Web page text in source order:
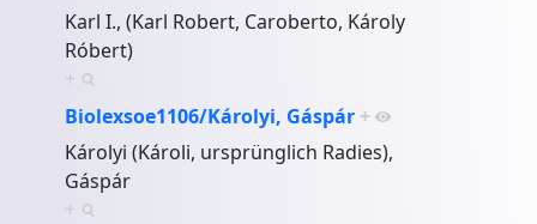
Karl I., (Karl Robert, Caroberto, Károly
Róbert)
+
Biolexsoe1106/Károlyi, Gáspár +
Károlyi (Károli, ursprünglich Radies),
Gáspár
+